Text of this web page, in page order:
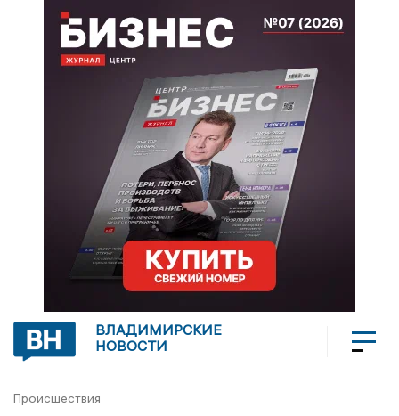
ВЛАДИМИРСКИЕ
НОВОСТИ
Происшествия